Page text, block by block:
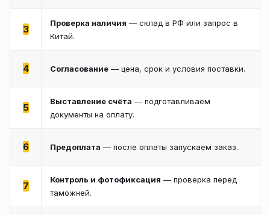
3
Проверка наличия — склад в РФ или запрос в
Китай.
4 Согласование — цена, срок и условия поставки.
5
Выставление счёта — подготавливаем
документы на оплату.
6 Предоплата — после оплаты запускаем заказ.
7
Контроль и фотофиксация — проверка перед
таможней.